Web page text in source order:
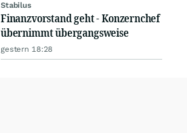
Stabilus
Finanzvorstand geht - Konzernchef
übernimmt übergangsweise
gestern 18:28